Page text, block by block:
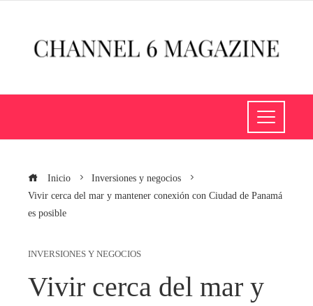
Inicio
Inversiones y negocios
Vivir cerca del mar y mantener conexión con Ciudad de Panamá
es posible
INVERSIONES Y NEGOCIOS
Vivir cerca del mar y